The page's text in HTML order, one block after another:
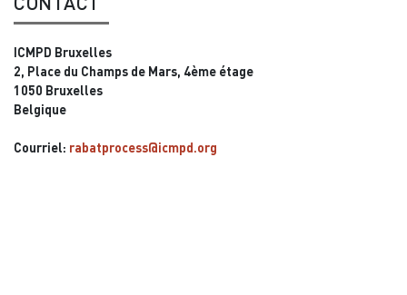
ICMPD Bruxelles
2, Place du Champs de Mars, 4ème étage
1050 Bruxelles
Belgique
Courriel: rabatprocess@icmpd.org